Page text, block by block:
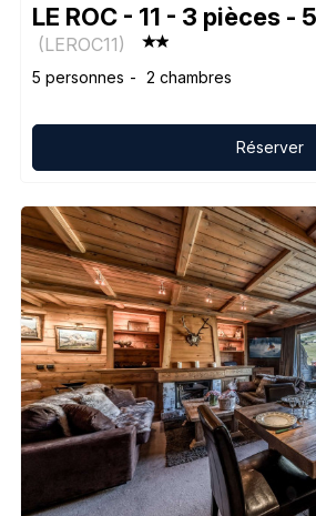
LE ROC - 11 - 3 pièces -
(LEROC11)
5 personnes 2 chambres
Réserver